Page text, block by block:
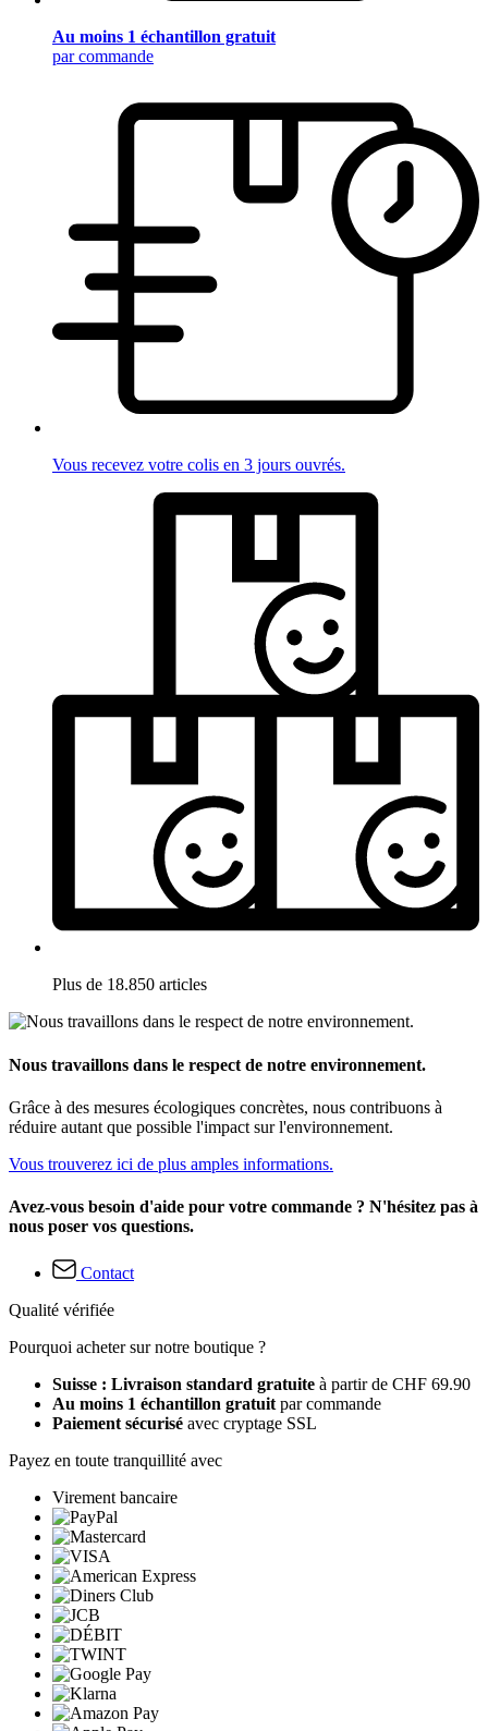
Au moins 1 échantillon gratuit
par commande
Vous recevez votre colis en 3 jours ouvrés.
Plus de 18.850 articles
Nous travaillons dans le respect de notre environnement.
Grâce à des mesures écologiques concrètes, nous contribuons à
réduire autant que possible l'impact sur l'environnement.
Vous trouverez ici de plus amples informations.
Avez-vous besoin d'aide pour votre commande ? N'hésitez pas à
nous poser vos questions.
Contact
Qualité vérifiée
Pourquoi acheter sur notre boutique ?
Suisse : Livraison standard gratuite à partir de CHF 69.90
Au moins 1 échantillon gratuit par commande
Paiement sécurisé avec cryptage SSL
Payez en toute tranquillité avec
Virement bancaire